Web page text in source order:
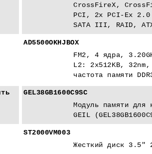
CrossFireX,
PCI, 2x PCI-Eх
SATA III, RAID,
AD5500OKHJBOX
FM2, 4 ядра,
L2: 2x512KB, 32nm,
частота памяти
GEL38GB1600C9SC
Модуль памяти для
GEIL
ST2000VM003
Жесткий диск 3.5"